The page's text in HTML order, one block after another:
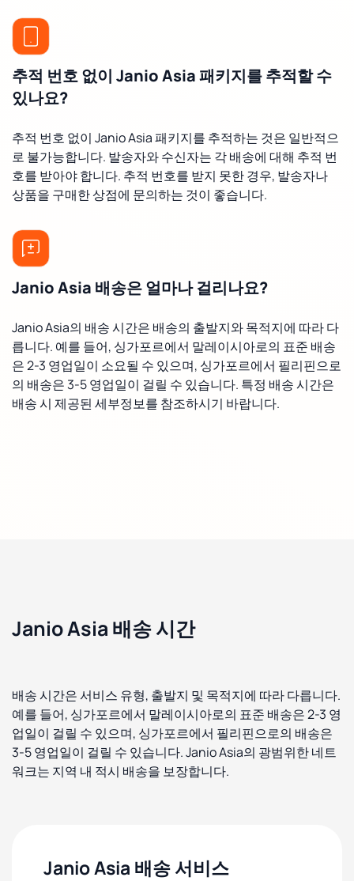
추적 번호 없이 Janio Asia 패키지를 추적할 수
있나요?
추적 번호 없이 Janio Asia 패키지를 추적하는 것은 일반적으
로 불가능합니다. 발송자와 수신자는 각 배송에 대해 추적 번
호를 받아야 합니다. 추적 번호를 받지 못한 경우, 발송자나
상품을 구매한 상점에 문의하는 것이 좋습니다.
Janio Asia 배송은 얼마나 걸리나요?
Janio Asia의 배송 시간은 배송의 출발지와 목적지에 따라 다
릅니다. 예를 들어, 싱가포르에서 말레이시아로의 표준 배송
은 2-3 영업일이 소요될 수 있으며, 싱가포르에서 필리핀으로
의 배송은 3-5 영업일이 걸릴 수 있습니다. 특정 배송 시간은
배송 시 제공된 세부정보를 참조하시기 바랍니다.
Janio Asia 배송 시간
배송 시간은 서비스 유형, 출발지 및 목적지에 따라 다릅니다.
예를 들어, 싱가포르에서 말레이시아로의 표준 배송은 2-3 영
업일이 걸릴 수 있으며, 싱가포르에서 필리핀으로의 배송은
3-5 영업일이 걸릴 수 있습니다. Janio Asia의 광범위한 네트
워크는 지역 내 적시 배송을 보장합니다.
Janio Asia 배송 서비스